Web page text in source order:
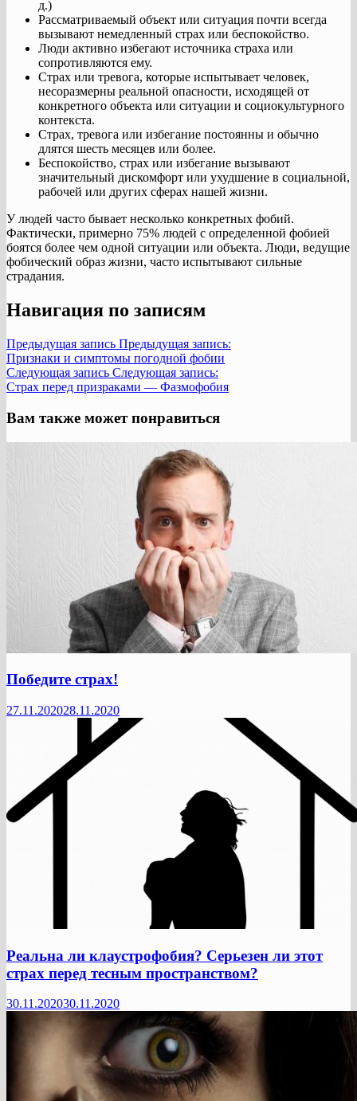
д.)
Рассматриваемый объект или ситуация почти всегда
вызывают немедленный страх или беспокойство.
Люди активно избегают источника страха или
сопротивляются ему.
Страх или тревога, которые испытывает человек,
несоразмерны реальной опасности, исходящей от
конкретного объекта или ситуации и социокультурного
контекста.
Страх, тревога или избегание постоянны и обычно
длятся шесть месяцев или более.
Беспокойство, страх или избегание вызывают
значительный дискомфорт или ухудшение в социальной,
рабочей или других сферах нашей жизни.
У людей часто бывает несколько конкретных фобий.
Фактически, примерно 75% людей с определенной фобией
боятся более чем одной ситуации или объекта. Люди, ведущие
фобический образ жизни, часто испытывают сильные
страдания.
Навигация по записям
Предыдущая запись Предыдущая запись:
Признаки и симптомы погодной фобии
Следующая запись Следующая запись:
Страх перед призраками — Фазмофобия
Вам также может понравиться
Победите страх!
27.11.202028.11.2020
Реальна ли клаустрофобия? Серьезен ли этот
страх перед тесным пространством?
30.11.202030.11.2020